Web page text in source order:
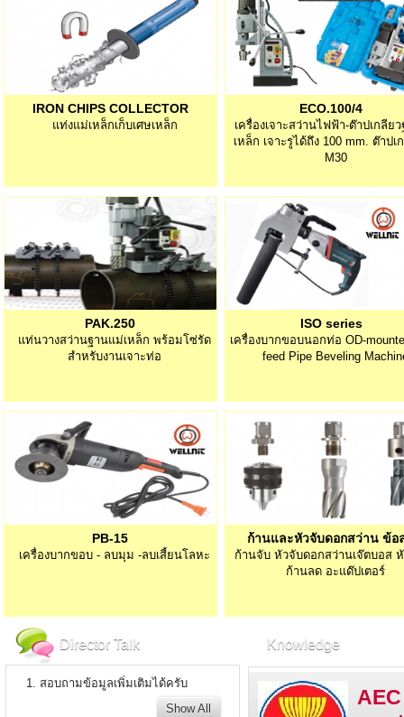
IRON CHIPS COLLECTOR
แท่งแม่เหล็กเก็บเศษเหล็ก
ECO.100/4
เครื่องเจาะสว่านไฟฟ้า-ต๊าปเกลีย
เหล็ก เจาะรูได้ถึง 100 mm. ต๊าปเ
M30
PAK.250
แท่นวางสว่านฐานแม่เหล็ก พร้อมโซ่รัด
สำหรับงานเจาะท่อ
ISO series
เครื่องบากขอบนอกท่อ OD-
feed Pipe Beveling
PB-15
เครื่องบากขอบ - ลบมุม -ลบเสี้ยนโลหะ
ก้านและหัวจับดอกสว่าน ข้อ
ก้านจับ หัวจับดอกสว่านเจ๊ตบอส
ก้านลด อะแด๊ปเตอร์
Knowledge
Director Talk
1. สอบถามข้อมูลเพิ่มเติมได้ครับ
Show All